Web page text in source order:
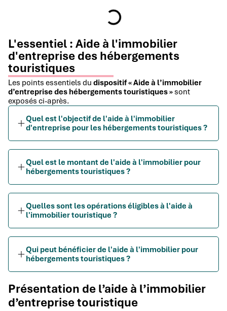
L'essentiel : Aide à l'immobilier
d'entreprise des hébergements
touristiques
Les points essentiels du dispositif « Aide à l’immobilier
d’entreprise des hébergements touristiques » sont
exposés ci-après.
Quel est l'objectif de l'aide à l'immobilier
d'entreprise pour les hébergements touristiques ?
Quel est le montant de l'aide à l'immobilier pour
hébergements touristiques ?
Quelles sont les opérations éligibles à l'aide à
l'immobilier touristique ?
Qui peut bénéficier de l'aide à l'immobilier pour
hébergements touristiques ?
Présentation de l’aide à l’immobilier
d’entreprise touristique